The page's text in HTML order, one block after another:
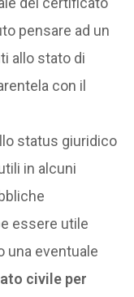
pensare ad un
allo stato di
con il
status giuridico
in alcuni
essere utile
una eventuale
civile per